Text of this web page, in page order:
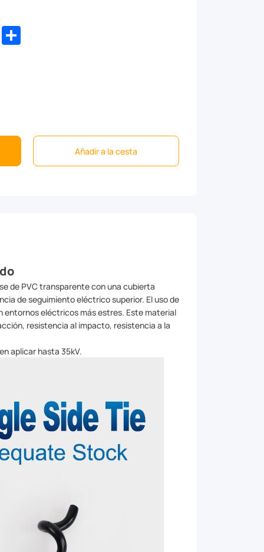
WhatsApp
Añadir a la cesta
de PVC transparente con una cubierta
de seguimiento eléctrico superior. El uso de
eléctricos más estres. Este material
resistencia al impacto, resistencia a la
aplicar hasta 35kV.